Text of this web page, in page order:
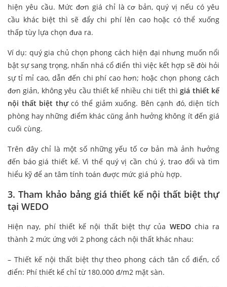
hiện yêu cầu. Mức đơn giá chỉ là cơ bản, quý vị nếu có yêu
cầu khác biệt thì sẽ đẩy chi phí lên cao hoặc có thể xuống
thấp tùy lựa chọn đưa ra.
Ví dụ: quý gia chủ chọn phong cách hiện đại nhưng muốn nổi
bật sự sang trọng, nhấn nhá cổ điển thì việc kết hợp sẽ đòi hỏi
sự tỉ mỉ cao, dẫn đến chi phí cao hơn; hoặc chọn phong cách
đơn giản, không yêu cầu thiết kế nhiều chi tiết thìgiá thiết kế
nội thất biệt thựcó thể giảm xuống. Bên cạnh đó, diện tích
phòng hay những điểm khác cũng ảnh hưởng không ít đến giá
cuối cùng.
Trên đây chỉ là một số những yếu tố cơ bản mà ảnh hưởng
đến báo giá thiết kế. Vì thế quý vị cần chú ý, trao đổi và tìm
hiểu kỹ để an tâm tính toán được mức giá phù hợp.
3. Tham khảo bảng giá thiết kế nội thất biệt thự
tại WEDO
Hiện nay, phí thiết kế nội thất biệt thự của WEDO chia ra
thành 2 mức ứng với 2 phong cách nội thất khác nhau:
– Thiết kế nội thất biệt thự theo phong cách tân cổ điển, cổ
điển: Phí thiết kế chỉ từ 180.000 đ/m2 mặt sàn.